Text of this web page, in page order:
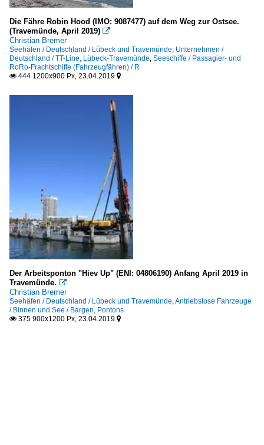
Die Fähre Robin Hood (IMO: 9087477) auf dem Weg zur Ostsee.
(Travemünde, April 2019) 
Christian Bremer
Seehäfen / Deutschland / Lübeck und Travemünde, Unternehmen /
Deutschland / TT-Line, Lübeck-Travemünde, Seeschiffe / Passagier- und
RoRo-Frachtschiffe (Fahrzeugfähren) / R
 444 1200x900 Px, 23.04.2019 
Der Arbeitsponton "Hiev Up" (ENI: 04806190) Anfang April 2019 in
Travemünde. 
Christian Bremer
Seehäfen / Deutschland / Lübeck und Travemünde,Antriebslose Fahrzeuge
/ Binnen und See / Bargen, Pontons
 375 900x1200 Px, 23.04.2019 